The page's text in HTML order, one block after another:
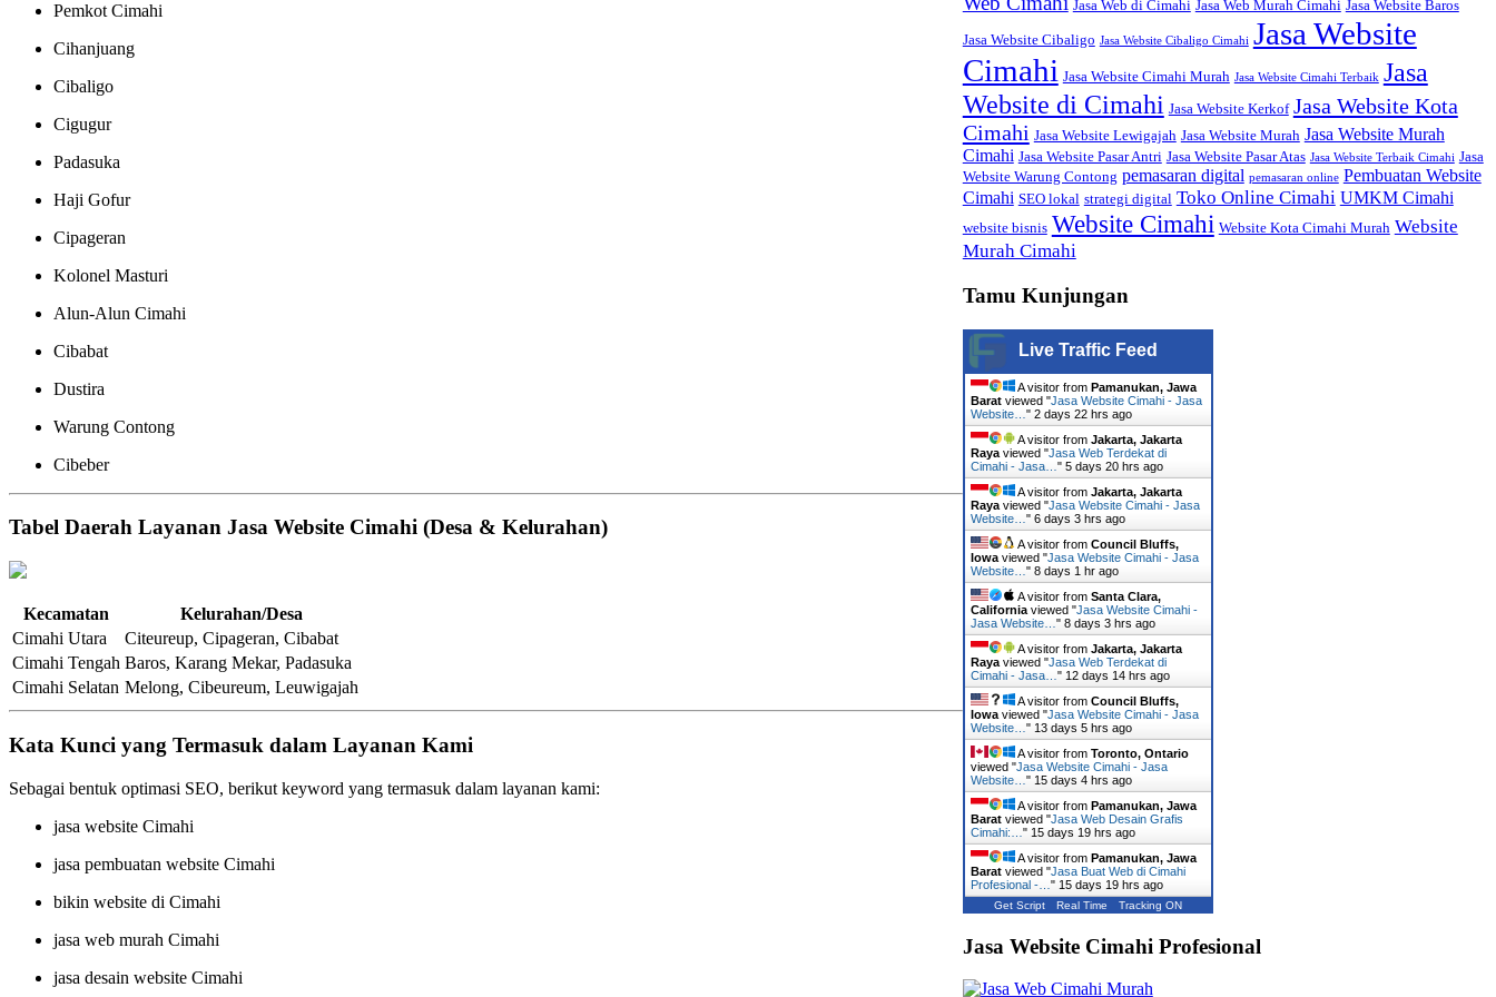
Pemkot Cimahi
Cihanjuang
Cibaligo
Cigugur
Padasuka
Haji Gofur
Cipageran
Kolonel Masturi
Alun-Alun Cimahi
Cibabat
Dustira
Warung Contong
Cibeber
Tabel Daerah Layanan Jasa Website Cimahi (Desa & Kelurahan)
Kecamatan
Kelurahan/Desa
Cimahi Utara
Citeureup, Cipageran, Cibabat
Cimahi Tengah Baros, Karang Mekar, Padasuka
Cimahi Selatan Melong, Cibeureum, Leuwigajah
Kata Kunci yang Termasuk dalam Layanan Kami
Sebagai bentuk optimasi SEO, berikut keyword yang termasuk dalam layanan kami:
jasa website Cimahi
jasa pembuatan website Cimahi
bikin website di Cimahi
jasa web murah Cimahi
jasa desain website Cimahi
Jasa Web di Cimahi Jasa Web Murah Cimahi Jasa Website Baros
Jasa Website Cibaligo Jasa Website Cibaligo Cimahi Jasa Website
Cimahi Jasa Website Cimahi Murah Jasa Website Cimahi Terbaik Jasa
Website di Cimahi Jasa Website Kerkof Jasa Website Kota
Cimahi Jasa Website Lewigajah Jasa Website Murah Jasa Website Murah
Cimahi Jasa Website Pasar Antri Jasa Website Pasar Atas Jasa Website Terbaik Cimahi Jasa
Website Warung Contong pemasaran digital pemasaran online Pembuatan Website
Cimahi SEO lokal strategi digital Toko Online Cimahi UMKM Cimahi
website bisnis Website Cimahi Website Kota Cimahi Murah Website
Murah Cimahi
Tamu Kunjungan
Live Traffic Feed
A visitor from Pamanukan, Jawa
Baratviewed "Jasa Website Cimahi - Jasa
Website… " 2 days 22 hrs ago
A visitor from Jakarta, Jakarta
Rayaviewed "Jasa Web Terdekat di
Cimahi - Jasa… " 5 days 20 hrs ago
A visitor from Jakarta, Jakarta
Rayaviewed "Jasa Website Cimahi - Jasa
Website… " 6 days 3 hrs ago
A visitor from Council Bluffs,
Iowaviewed "Jasa Website Cimahi - Jasa
Website… " 8 days 1 hr ago
A visitor from Santa Clara,
Californiaviewed "Jasa Website Cimahi -
Jasa Website… " 8 days 3 hrs ago
A visitor from Jakarta, Jakarta
Rayaviewed "Jasa Web Terdekat di
Cimahi - Jasa… " 12 days 14 hrs ago
A visitor from Council Bluffs,
Iowaviewed "Jasa Website Cimahi - Jasa
Website… " 13 days 5 hrs ago
A visitor from Toronto, Ontario
viewed "Jasa Website Cimahi - Jasa
Website… " 15 days 4 hrs ago
A visitor from Pamanukan, Jawa
Baratviewed "Jasa Web Desain Grafis
Cimahi:… " 15 days 19 hrs ago
A visitor from Pamanukan, Jawa
Baratviewed "Jasa Buat Web di Cimahi
Profesional -… " 15 days 19 hrs ago
Get Script Real Time Tracking ON
Jasa Website Cimahi Profesional